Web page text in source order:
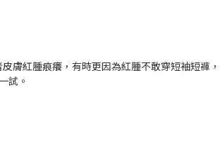
膚紅腫痕癢，有時更因為紅腫不敢穿短袖短褲
試。